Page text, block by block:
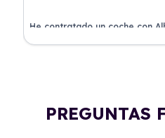
He contratado un coche con
estoy impresionado. Todo ha
PREGUNTAS